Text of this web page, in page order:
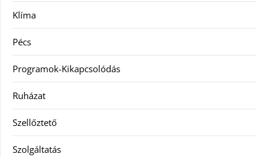
Klíma
Pécs
Programok-Kikapcsolódás
Ruházat
Szellőztető
Szolgáltatás